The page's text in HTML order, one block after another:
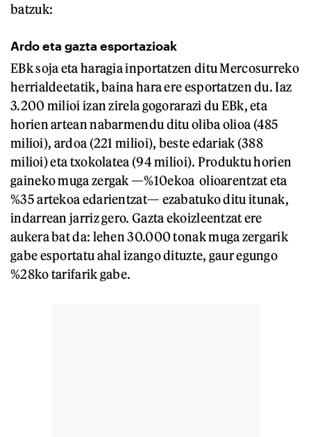
batzuk:
Ardo eta gazta esportazioak
EBk soja eta haragia inportatzen ditu Mercosurreko
herrialdeetatik, baina hara ere esportatzen du. Iaz
3.200 milioi izan zirela gogorarazi du EBk, eta
horien artean nabarmendu ditu oliba olioa (485
milioi), ardoa (221 milioi), beste edariak (388
milioi) eta txokolatea (94 milioi). Produktu horien
gaineko muga zergak —%10ekoa olioarentzat eta
%35 artekoa edarientzat— ezabatuko ditu itunak,
indarrean jarriz gero. Gazta ekoizleentzat ere
aukera bat da: lehen 30.000 tonak muga zergarik
gabe esportatu ahal izango dituzte, gaur egungo
%28ko tarifarik gabe.